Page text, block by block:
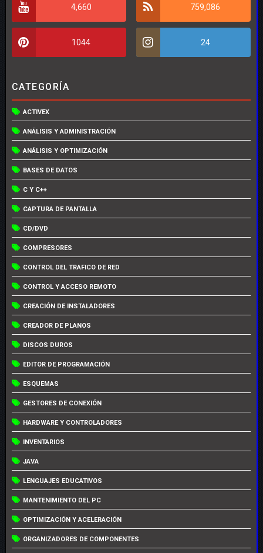
4,660 759,086
1044 24
CATEGORÍA
ACTIVEX
ANÁLISIS Y ADMINISTRACIÓN
ANÁLISIS Y OPTIMIZACIÓN
BASES DE DATOS
C Y C++
CAPTURA DE PANTALLA
CD/DVD
COMPRESORES
CONTROL DEL TRAFICO DE RED
CONTROL Y ACCESO REMOTO
CREACIÓN DE INSTALADORES
CREADOR DE PLANOS
DISCOS DUROS
EDITOR DE PROGRAMACIÓN
ESQUEMAS
GESTORES DE CONEXIÓN
HARDWARE Y CONTROLADORES
INVENTARIOS
JAVA
LENGUAJES EDUCATIVOS
MANTENIMIENTO DEL PC
OPTIMIZACIÓN Y ACELERACIÓN
ORGANIZADORES DE COMPONENTES